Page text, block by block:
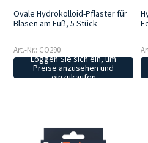
Ovale Hydrokolloid-Pflaster für
Blasen am Fuß, 5 Stück
Art.-Nr.: CO290
Loggen Sie sich ein, um
Preise anzusehen und
einzukaufen